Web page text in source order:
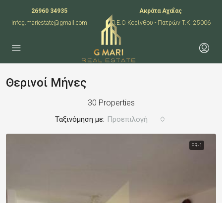
26960 34935
infog.mariestate@gmail.com
Ακράτα Αχαΐας
Π.Ε.Ο Κορίνθου - Πατρών T.K. 25006
Θερινοί Μήνες
30 Properties
Ταξινόμηση με: Προεπιλογή
FR-1